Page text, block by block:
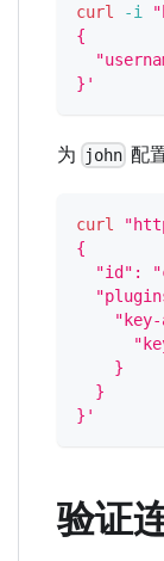
curl -i
{
}'
为 john 配
curl
{
"id":
    }
  }
}'
验证